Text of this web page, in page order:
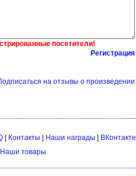
посетители!
Регистрация
на отзывы о произведении
| Контакты | Наши награды | ВКонтакте
Наши товары